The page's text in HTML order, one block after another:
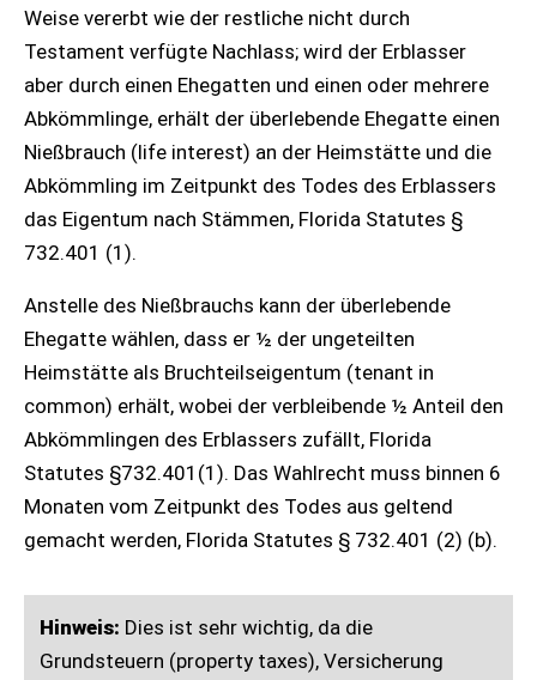
Weise vererbt wie der restliche nicht durch
Testament verfügte Nachlass; wird der Erblasser
aber durch einen Ehegatten und einen oder mehrere
Abkömmlinge, erhält der überlebende Ehegatte einen
Nießbrauch (life interest) an der Heimstätte und die
Abkömmling im Zeitpunkt des Todes des Erblassers
das Eigentum nach Stämmen, Florida Statutes §
732.401 (1).
Anstelle des Nießbrauchs kann der überlebende
Ehegatte wählen, dass er ½ der ungeteilten
Heimstätte als Bruchteilseigentum (tenant in
common) erhält, wobei der verbleibende ½ Anteil den
Abkömmlingen des Erblassers zufällt, Florida
Statutes §732.401(1). Das Wahlrecht muss binnen 6
Monaten vom Zeitpunkt des Todes aus geltend
gemacht werden, Florida Statutes § 732.401 (2) (b).
Hinweis: Dies ist sehr wichtig, da die
Grundsteuern (property taxes), Versicherung